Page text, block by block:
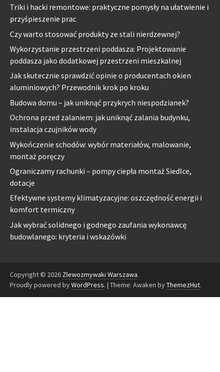
Triki i hacki remontowe: praktyczne pomysły na ułatwienie i
przyśpieszenie prac
Czy warto stosować produkty ze stali nierdzewnej?
Wykorzystanie przestrzeni poddasza: Projektowanie
poddasza jako dodatkowej przestrzeni mieszkalnej
Jak skutecznie sprawdzić opinie o producentach okien
aluminiowych? Przewodnik krok po kroku
Budowa domu – jak uniknąć przykrych niespodzianek?
Ochrona przed zalaniem: jak uniknąć zalania budynku,
instalacja czujników wody
Wykończenie schodów: wybór materiałów, malowanie,
montaż poręczy
Ograniczamy rachunki – pompy ciepła montaż Siedlce,
dotacje
Efektywne systemy klimatyzacyjne: oszczędność energii i
komfort termiczny
Jak wybrać solidnego i godnego zaufania wykonawcę
budowlanego: kryteria i wskazówki
Copyright © 2026 Zlewozmywaki Warszawa.
Proudly powered byWordPress. | Theme: Awaken byThemezHut.